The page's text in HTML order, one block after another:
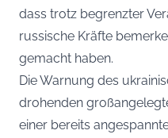
dass trotz begrenzter
russische Kräfte
gemacht haben.
Die Warnung des
drohenden
einer bereits